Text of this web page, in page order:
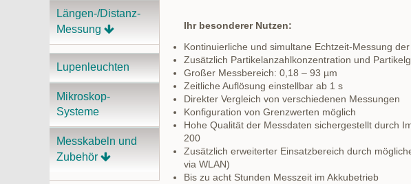
Ihr besonderer Nutzen:
Kontinuierliche und simultane Echtzeit‐Messung der
Zusätzlich Partikelanzahlkonzentration und
Großer Messbereich: 0,18 – 93 µm
Zeitliche Auflösung einstellbar ab 1 s
Direkter Vergleich von verschiedenen Messungen
Konfiguration von Grenzwerten möglich
Hohe Qualität der Messdaten sichergestellt durch
200
Zusätzlich erweiterter Einsatzbereich durch
via WLAN)
Bis zu acht Stunden Messzeit im Akkubetrieb
Längen-/Distanz-
Messung
Lupenleuchten
Mikroskop-
Systeme
Messkabeln und
Zubehör